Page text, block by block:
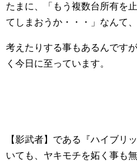
たまに、「もう複数台所有を
てしまおうか・・・」なんて、
考えたりする事もあるんです
く今日に至っています。
【影武者】である『ハイブリ
いても、ヤキモチを妬く事も無